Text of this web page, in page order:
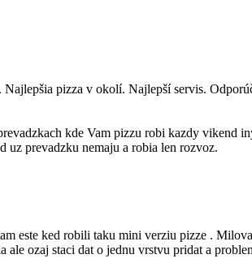
pizza v okolí. Najlepší servis.
kde Vam pizzu robi kazdy vikend
uz prevadzku nemaju a robia len rozvoz.
este ked robili taku mini verziu pizze .
ozaj staci dat o jednu vrstvu pridat a